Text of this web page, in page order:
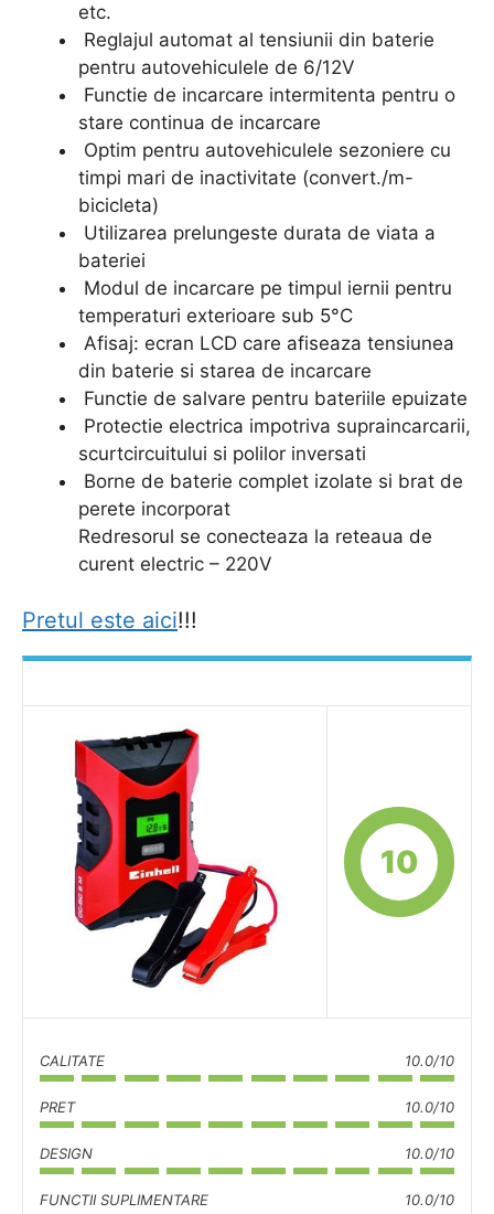
etc.
Reglajul automat al tensiunii din baterie
pentru autovehiculele de 6/12V
Functie de incarcare intermitenta pentru o
stare continua de incarcare
Optim pentru autovehiculele sezoniere cu
timpi mari de inactivitate (convert./m-
bicicleta)
Utilizarea prelungeste durata de viata a
bateriei
Modul de incarcare pe timpul iernii pentru
temperaturi exterioare sub 5°C
Afisaj: ecran LCD care afiseaza tensiunea
din baterie si starea de incarcare
Functie de salvare pentru bateriile epuizate
Protectie electrica impotriva supraincarcarii,
scurtcircuitului si polilor inversati
Borne de baterie complet izolate si brat de
perete incorporat
Redresorul se conecteaza la reteaua de
curent electric – 220V
Pretul este aici!!!
10
CALITATE 10.0/10
PRET 10.0/10
DESIGN 10.0/10
FUNCTII SUPLIMENTARE 10.0/10